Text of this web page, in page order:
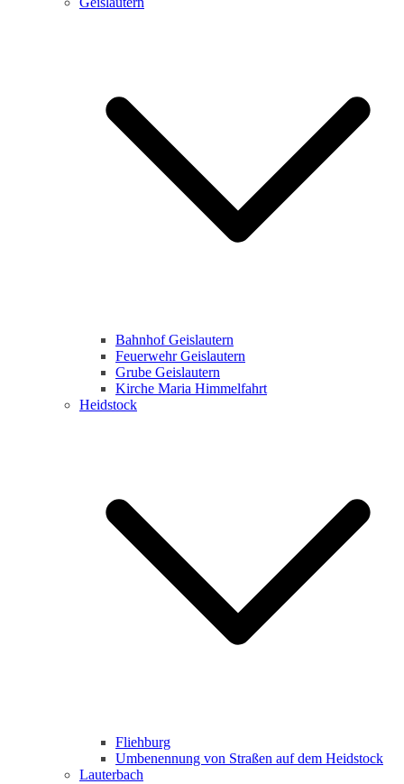
Bahnhof Geislautern
Feuerwehr Geislautern
Grube Geislautern
Kirche Maria Himmelfahrt
Heidstock
Fliehburg
Umbenennung von Straßen auf dem Heidstock
Lauterbach